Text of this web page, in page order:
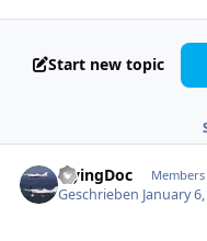
Start new topic
FlyingDoc Members
Geschrieben January